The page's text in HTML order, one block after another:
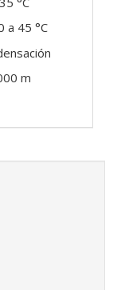
a 45 °C
m